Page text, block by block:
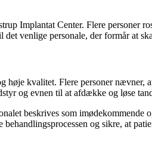
Implantat Center. Flere personer
venlige personale, der formår at
kvalitet. Flere personer
og evnen til at afdække og løse
beskrives som imødekommende
og sikre, at